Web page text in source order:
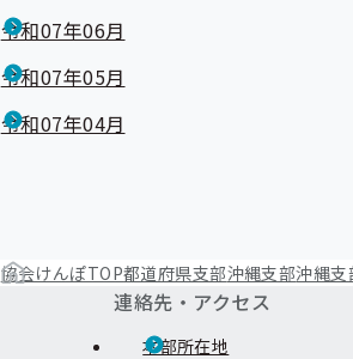
令和07年06月
令和07年05月
令和07年04月
協会けんぽTOP都道府県支部沖縄支部沖縄支
連絡先・アクセス
本部所在地